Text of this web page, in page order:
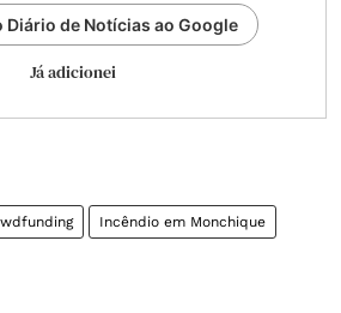
Diário de Notícias ao Google
Já adicionei
Incêndio em Monchique